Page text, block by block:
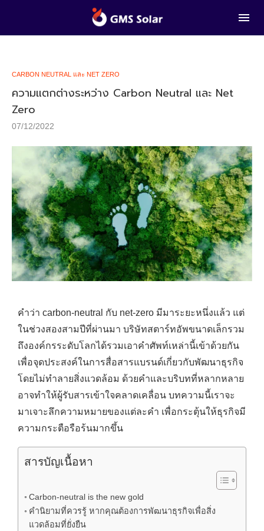
CARBON NEUTRAL และ NET ZERO
ความแตกต่างระหว่าง Carbon Neutral และ Net
Zero
07/12/2022
คำว่า carbon-neutral กับ net-zero มีมาระยะหนึ่งแล้ว แต่
ในช่วงสองสามปีที่ผ่านมา บริษัทสตาร์ทอัพขนาดเล็กรวม
ถึงองค์กรระดับโลกได้รวมเอาคำศัพท์เหล่านี้เข้าด้วยกัน
เพื่อจุดประสงค์ในการสื่อสารแบรนด์เกี่ยวกับพัฒนาธุรกิจ
โดยไม่ทำลายสิ่งแวดล้อม ด้วยคำและบริบทที่หลากหลาย
อาจทำให้ผู้รับสารเข้าใจคลาดเคลื่อน บทความนี้เราจะ
มาเจาะลึกความหมายของแต่ละคำ เพื่อกระตุ้นให้ธุรกิจมี
ความกระตือรือร้นมากขึ้น
สารบัญเนื้อหา
Carbon-neutral is the new gold
คำนิยามที่ควรรู้ หากคุณต้องการพัฒนาธุรกิจเพื่อสิ่ง
แวดล้อมที่ยั่งยืน